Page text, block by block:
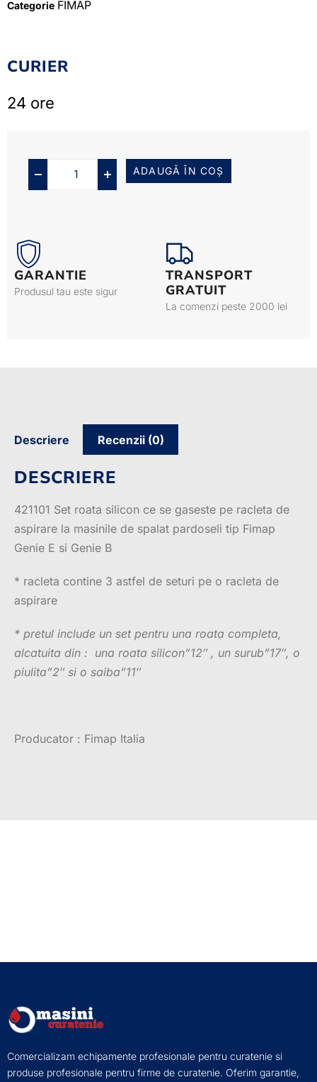
Categorie FIMAP
CURIER
24 ore
ADAUGĂ ÎN COȘ
GARANTIE
Produsul tau este sigur
TRANSPORT
GRATUIT
La comenzi peste 2000 lei
Descriere Recenzii (0)
DESCRIERE
421101 Set roata silicon ce se gaseste pe racleta de
aspirare la masinile de spalat pardoseli tip Fimap
Genie E si Genie B
* racleta contine 3 astfel de seturi pe o racleta de
aspirare
* pretul include un set pentru una roata completa,
alcatuita din : una roata silicon”12″ , un surub”17″, o
piulita”2″ si o saiba”11″
Producator : Fimap Italia
Comercializam echipamente profesionale pentru curatenie si
produse profesionale pentru firme de curatenie. Oferim garantie,